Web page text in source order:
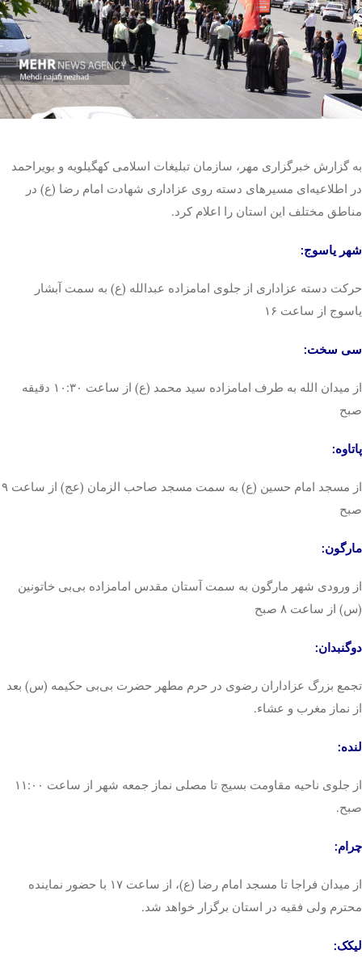
تک کده
پایگاه خبری آبان
خرید موتور ایمپلنت
به گزارش خبرگزاری مهر، سازمان تبلیغات اسلامی کهگیلویه و بویراحمد
در اطلاعیه‌ای مسیرهای دسته روی عزاداری شهادت امام رضا (ع) در
مناطق مختلف این استان را اعلام کرد.
شهر یاسوج:
حرکت دسته عزاداری از جلوی امامزاده عبدالله (ع) به سمت آبشار
یاسوج از ساعت ۱۶
سی سخت:
از میدان الله به طرف امامزاده سید محمد (ع)
از ساعت ۱۰:۳۰ دقیقه
صبح
پاتاوه:
از مسجد امام حسین (ع) به سمت مسجد صاحب الزمان (عج
) از ساعت ۹
صبح
مارگون:
از ورودی شهر مارگون به سمت آستان مقدس امامزاده بی‌بی خاتونین
(س) از ساعت ۸ صبح
دوگنبدان:
تجمع بزرگ عزاداران رضوی در حرم مطهر حضرت بی‌بی حکیمه (س) بعد
از نماز مغرب و عشاء.
لنده:
از جلوی ناحیه مقاومت بسیج تا مصلی نماز جمعه شهر از ساعت ۱۱:۰۰
صبح.
چرام:
از میدان فراجا
تا مسجد امام رضا (ع)، از ساعت ۱۷ با حضور نماینده
محترم ولی فقیه در استان برگزار خواهد شد.
لیکک: